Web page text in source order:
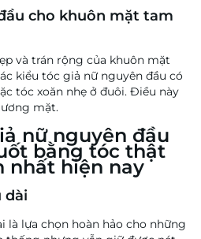
cho khuôn mặt tam
và trán rộng của khuôn mặt
kiểu tóc giả nữ nguyên đầu có
tóc xoăn nhẹ ở đuôi. Điều này
mặt.
nữ nguyên đầu
bằng tóc thật
nhất hiện nay
dài
là lựa chọn hoàn hảo cho những